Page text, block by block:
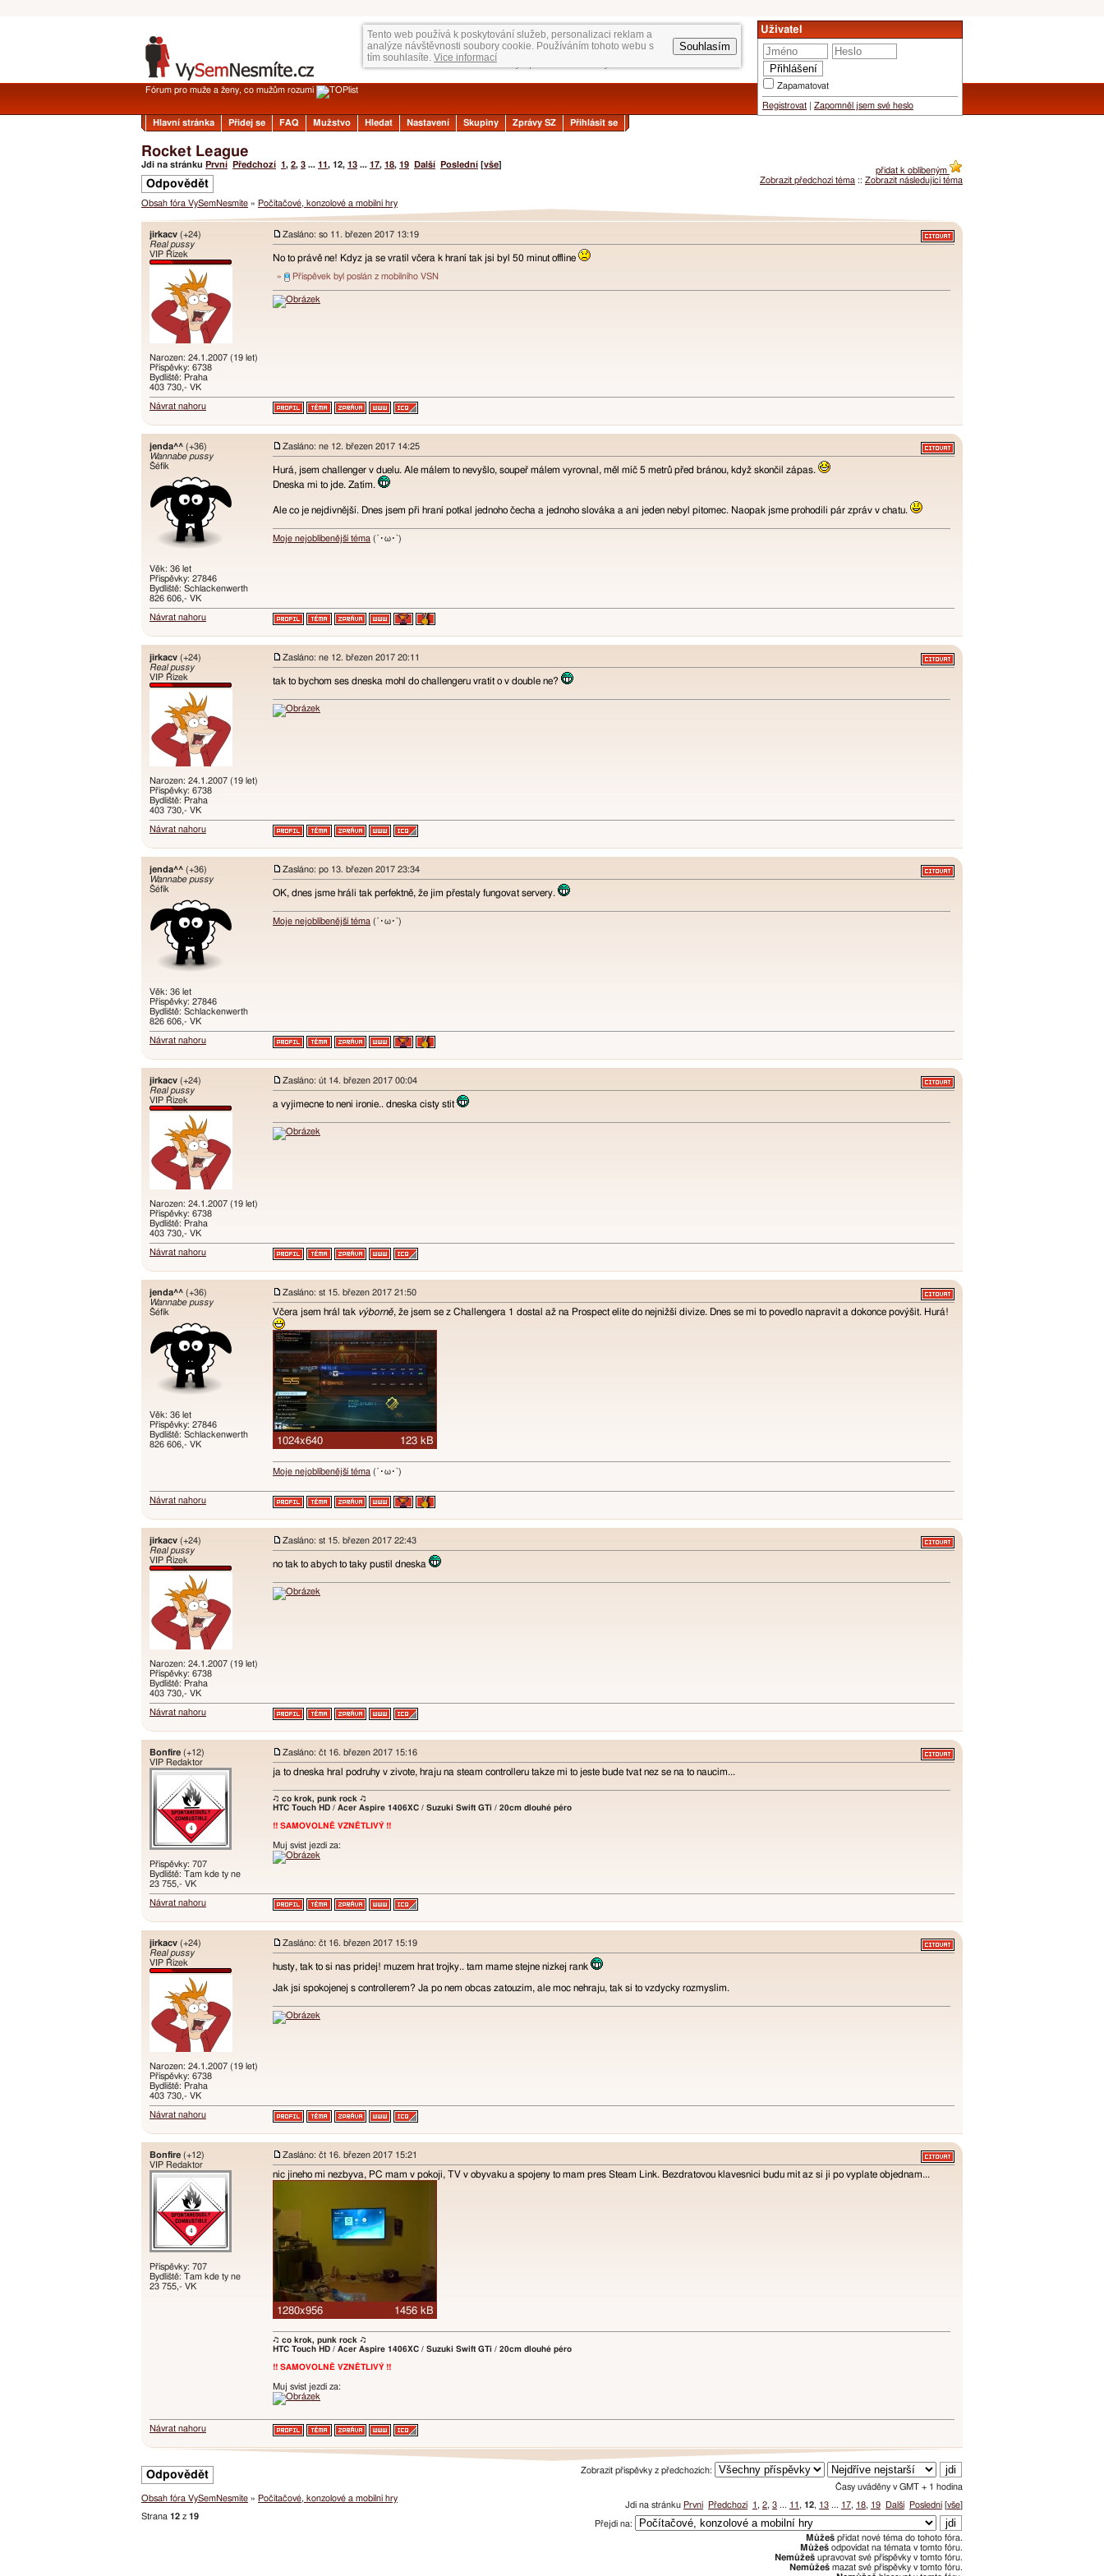
Tento web používá k poskytování služeb, personalizaci reklam a
analýze návštěvnosti soubory cookie. Používáním tohoto webu s
tím souhlasíte. Vice informací
Souhlasím
Uživatel
Zapamatovat
Registrovat Zapomněl jsem své heslo
Fórum pro muže a ženy, co mužům rozumí
Hlavní stránka Přidej se FAQ Mužstvo Hledat Nastavení Skupiny Zprávy SZ Přihlásit se
Rocket League
přidat k oblíbeným
Zobrazit předchozí téma :: Zobrazit následující téma
Jdi na stránku První Předchozí 1, 2, 3 ... 11, 12, 13 ... 17, 18, 19 Další Poslední [vše]
Odpovědět
Obsah fóra VySemNesmíte » Počítačové, konzolové a mobilní hry
jirkacv (+24)
Real pussy
VIP Řízek
Narozen: 24.1.2007 (19 let)
Příspěvky: 6738
Bydliště: Praha
403 730,- VK
Zasláno: so 11. březen 2017 13:19
No to právě ne! Kdyz ja se vratil včera k hraní tak jsi byl 50 minut offline
» Příspěvek byl poslán z mobilního VSN
Návrat nahoru
jenda^^ (+36)
Wannabe pussy
Šéfík
Věk: 36 let
Příspěvky: 27846
Bydliště: Schlackenwerth
826 606,- VK
Zasláno: ne 12. březen 2017 14:25
Hurá, jsem challenger v duelu. Ale málem to nevyšlo, soupeř málem vyrovnal, měl míč 5 metrů před bránou, když skončil zápas.
Dneska mi to jde. Zatím.
Ale co je nejdivnější. Dnes jsem při hraní potkal jednoho čecha a jednoho slováka a ani jeden nebyl pitomec. Naopak jsme prohodili pár zpráv v chatu.
Moje nejoblíbenější téma (´･ω･`)
Návrat nahoru
jirkacv (+24)
Real pussy
VIP Řízek
Narozen: 24.1.2007 (19 let)
Příspěvky: 6738
Bydliště: Praha
403 730,- VK
Zasláno: ne 12. březen 2017 20:11
tak to bychom ses dneska mohl do challengeru vratit o v double ne?
Návrat nahoru
jenda^^ (+36)
Wannabe pussy
Šéfík
Věk: 36 let
Příspěvky: 27846
Bydliště: Schlackenwerth
826 606,- VK
Zasláno: po 13. březen 2017 23:34
OK, dnes jsme hráli tak perfektně, že jim přestaly fungovat servery.
Moje nejoblíbenější téma (´･ω･`)
Návrat nahoru
jirkacv (+24)
Real pussy
VIP Řízek
Narozen: 24.1.2007 (19 let)
Příspěvky: 6738
Bydliště: Praha
403 730,- VK
Zasláno: út 14. březen 2017 00:04
a vyjimecne to neni ironie.. dneska cisty stit
Návrat nahoru
jenda^^ (+36)
Wannabe pussy
Šéfík
Věk: 36 let
Příspěvky: 27846
Bydliště: Schlackenwerth
826 606,- VK
Zasláno: st 15. březen 2017 21:50
Včera jsem hrál tak výborně, že jsem se z Challengera 1 dostal až na Prospect elite do nejnižší divize. Dnes se mi to povedlo napravit a dokonce povýšit. Hurá!
Moje nejoblíbenější téma (´･ω･`)
Návrat nahoru
jirkacv (+24)
Real pussy
VIP Řízek
Narozen: 24.1.2007 (19 let)
Příspěvky: 6738
Bydliště: Praha
403 730,- VK
Zasláno: st 15. březen 2017 22:43
no tak to abych to taky pustil dneska
Návrat nahoru
Bonfire (+12)
VIP Redaktor
Příspěvky: 707
Bydliště: Tam kde ty ne
23 755,- VK
Zasláno: čt 16. březen 2017 15:16
ja to dneska hral podruhy v zivote, hraju na steam controlleru takze mi to jeste bude tvat nez se na to naucim...
♫ co krok, punk rock ♫
HTC Touch HD / Acer Aspire 1406XC / Suzuki Swift GTi / 20cm dlouhé péro
!! SAMOVOLNĚ VZNĚTLIVÝ !!
Muj svist jezdi za:
Návrat nahoru
jirkacv (+24)
Real pussy
VIP Řízek
Narozen: 24.1.2007 (19 let)
Příspěvky: 6738
Bydliště: Praha
403 730,- VK
Zasláno: čt 16. březen 2017 15:19
husty, tak to si nas pridej! muzem hrat trojky.. tam mame stejne nizkej rank
Jak jsi spokojenej s controllerem? Ja po nem obcas zatouzim, ale moc nehraju, tak si to vzdycky rozmyslim.
Návrat nahoru
Bonfire (+12)
VIP Redaktor
Příspěvky: 707
Bydliště: Tam kde ty ne
23 755,- VK
Zasláno: čt 16. březen 2017 15:21
nic jineho mi nezbyva, PC mam v pokoji, TV v obyvaku a spojeny to mam pres Steam Link. Bezdratovou klavesnici budu mit az si ji po vyplate objednam...
♫ co krok, punk rock ♫
HTC Touch HD / Acer Aspire 1406XC / Suzuki Swift GTi / 20cm dlouhé péro
!! SAMOVOLNĚ VZNĚTLIVÝ !!
Muj svist jezdi za:
Návrat nahoru
Zobrazit příspěvky z předchozích:
Časy uváděny v GMT + 1 hodina
Jdi na stránku První Předchozí 1 , 2, 3 ... 11 , 12, 13 ... 17, 18, 19 Další Poslední [vše]
Přejdi na:
Můžeš přidat nové téma do tohoto fóra.
Můžeš odpovídat na témata v tomto fóru.
Nemůžeš upravovat své příspěvky v tomto fóru.
Nemůžeš mazat své příspěvky v tomto fóru.
Odpovědět
Obsah fóra VySemNesmíte » Počítačové, konzolové a mobilní hry
Strana 12 z 19